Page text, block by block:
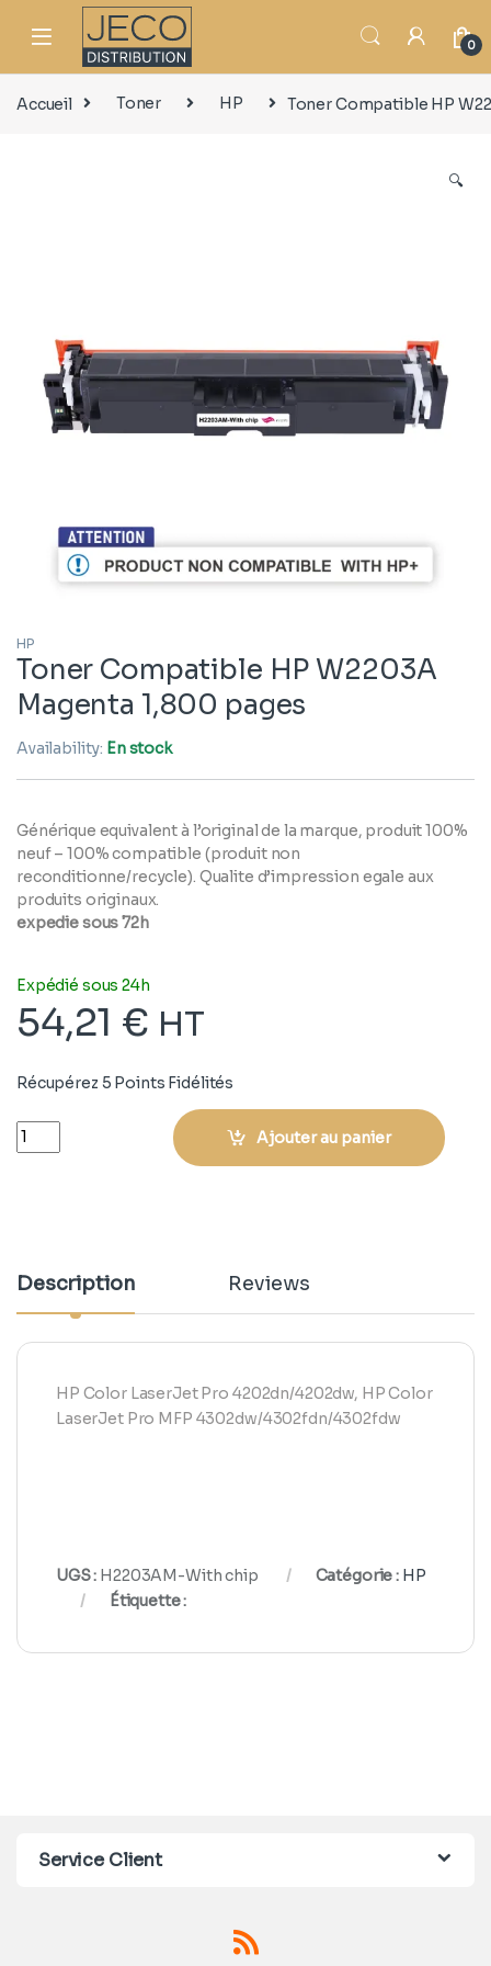
0
Accueil Toner HP Toner Compatible HP
🔍
HP
Toner Compatible HP W2203A
Magenta 1,800 pages
Availability: En stock
Générique equivalent à l’original de la marque, produit 100%
neuf – 100% compatible (produit non
reconditionne/recycle). Qualite d’impression egale aux
produits originaux.
expedie sous 72h
Expédié sous 24h
54,21 € HT
Récupérez 5 Points Fidélités
Quantity Ajouter au panier
Description Reviews
HP Color LaserJet Pro 4202dn/4202dw, HP Color
LaserJet Pro MFP 4302dw/4302fdn/4302fdw
UGS : H2203AM-With chip Catégorie : HP
Étiquette :
Service Client